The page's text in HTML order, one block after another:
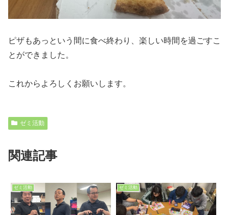
ピザもあっという間に食べ終わり、楽しい時間を過ごすこ
とができました。
これからよろしくお願いします。
ゼミ活動
関連記事
ゼミ活動 ゼミ活動